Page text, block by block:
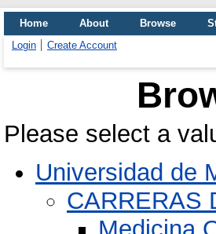
Home About Browse
Login
Create Account
Please select a
Universidad de
CARRERAS